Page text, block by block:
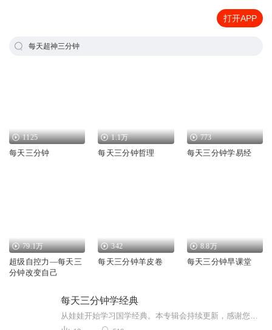
打开APP
每天超神三分钟
1125
每天三分钟
1.1万
每天三分钟哲理
773
每天三分钟学易经
79.1万
超级自控力—每天三
分钟改变自己
342
每天三分钟羊皮卷
8.8万
每天三分钟早课堂
每天三分钟学经典